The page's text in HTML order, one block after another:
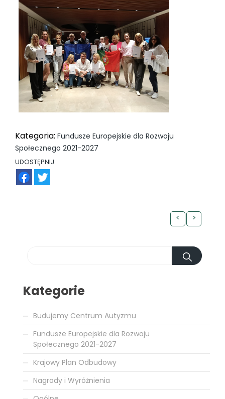
Kategoria: Fundusze Europejskie dla Rozwoju
Społecznego 2021-2027
UDOSTĘPNIJ
< >
Kategorie
Budujemy Centrum Autyzmu
Fundusze Europejskie dla Rozwoju
Społecznego 2021-2027
Krajowy Plan Odbudowy
Nagrody i Wyróżnienia